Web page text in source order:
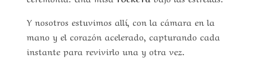
Y nosotros estuvimos allí, con la cámara en la
mano y el corazón acelerado, capturando cada
instante para revivirlo una y otra vez.